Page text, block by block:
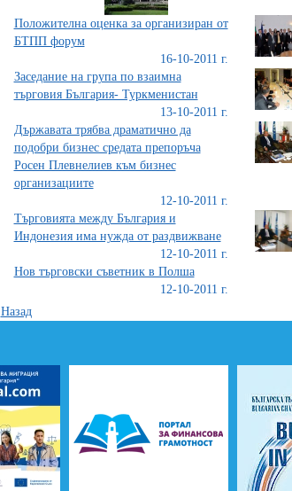
Положителна оценка за организиран от
БТПП форум
16-10-2011 г.
Заседание на група по взаимна
търговия България- Туркменистан
13-10-2011 г.
Държавата трябва драматично да
подобри бизнес средата препоръча
Росен Плевнелиев към бизнес
организациите
12-10-2011 г.
Търговията между България и
Индонезия има нужда от раздвижване
12-10-2011 г.
Нов търговски съветник в Полша
12-10-2011 г.
Назад